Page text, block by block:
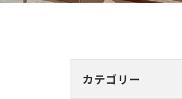
カテゴリー